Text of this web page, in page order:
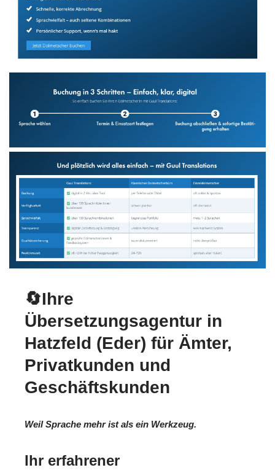
🔄Ihre
Übersetzungsagentur in
Hatzfeld (Eder) für Ämter,
Privatkunden und
Geschäftskunden
Weil Sprache mehr ist als ein Werkzeug.
Ihr erfahrener